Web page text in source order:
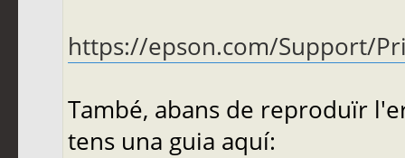
https://epson.com/Support/
També, abans de reproduïr
tens una guia aquí: